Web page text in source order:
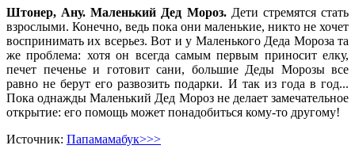
Штонер, Ану. Маленький Дед Мороз.Дети стремятся стать
взрослыми. Конечно, ведь пока они маленькие, никто не хочет
воспринимать их всерьез. Вот и у Маленького Деда Мороза та
же проблема: хотя он всегда самым первым приносит елку,
печет печенье и готовит сани, большие Деды Морозы все
равно не берут его развозить подарки. И так из года в год...
Пока однажды Маленький Дед Мороз не делает замечательное
открытие: его помощь может понадобиться кому-то другому!
Источник: Папамамабук>>>